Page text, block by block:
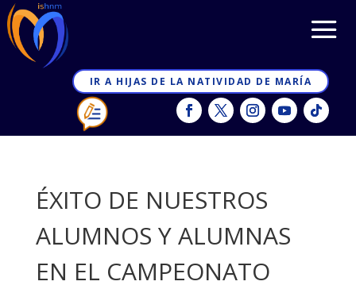
IR A HIJAS DE LA NATIVIDAD DE MARÍA
ÉXITO DE NUESTROS
ALUMNOS Y ALUMNAS
EN EL CAMPEONATO